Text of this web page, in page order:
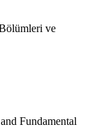
ve
Fundamental